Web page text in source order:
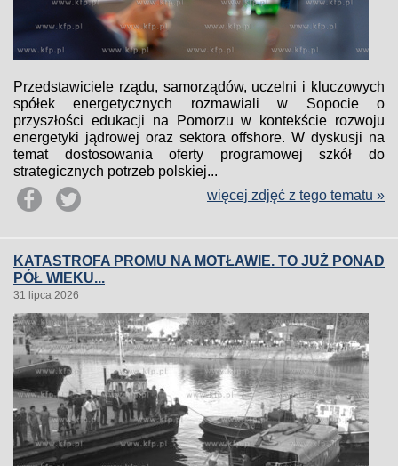
Przedstawiciele rządu, samorządów, uczelni i kluczowych
spółek energetycznych rozmawiali w Sopocie o
przyszłości edukacji na Pomorzu w kontekście rozwoju
energetyki jądrowej oraz sektora offshore. W dyskusji na
temat dostosowania oferty programowej szkół do
strategicznych potrzeb polskiej...
więcej zdjęć z tego tematu »
KATASTROFA PROMU NA MOTŁAWIE. TO JUŻ PONAD
PÓŁ WIEKU...
31 lipca 2026